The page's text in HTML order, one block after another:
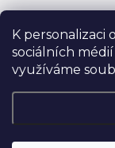
K personalizaci
sociálních
využíváme